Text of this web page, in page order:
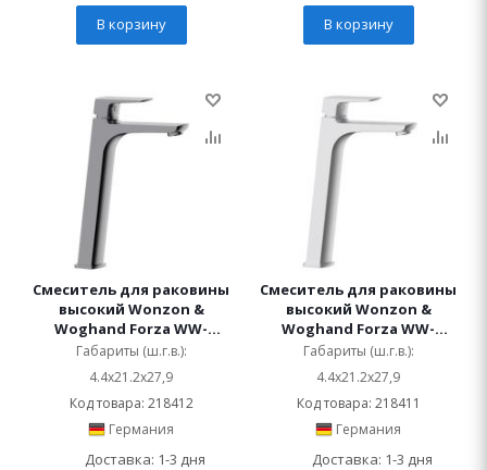
В корзину В корзину
Смеситель для раковины
высокий Wonzon &
Woghand Forza WW-
239031-BGM
Габариты (ш.г.в.):
4.4x21.2x27,9
Код товара: 218412
Германия
Доставка: 1-3 дня
Смеситель для раковины
высокий Wonzon &
Woghand Forza WW-
239031-BN
Габариты (ш.г.в.):
4.4x21.2x27,9
Код товара: 218411
Германия
Доставка: 1-3 дня